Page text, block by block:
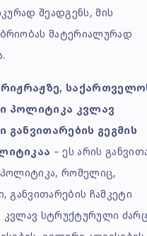
შეადგენს, მის
მატერიალურად
პოლიტიკა კვლავ
განვითარების გეგმის
– ეს არის
რომელიც,
განვითარების ჩამკეტი
კვლავ სტრუქტურული